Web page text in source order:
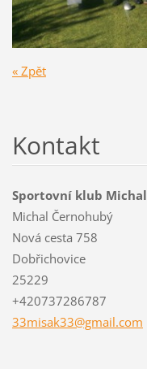
« Zpět
Kontakt
Sportovní klub Michal
Michal Černohubý
Nová cesta 758
Dobřichovice
25229
+420737286787
33misak33@gmail.com